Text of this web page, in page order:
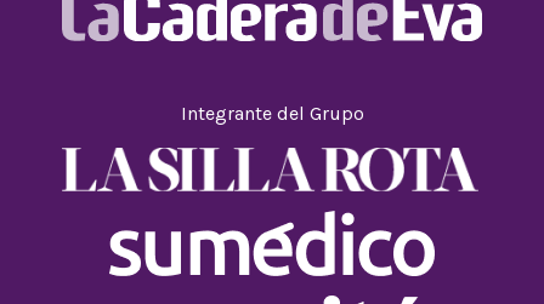
Integrante del Grupo